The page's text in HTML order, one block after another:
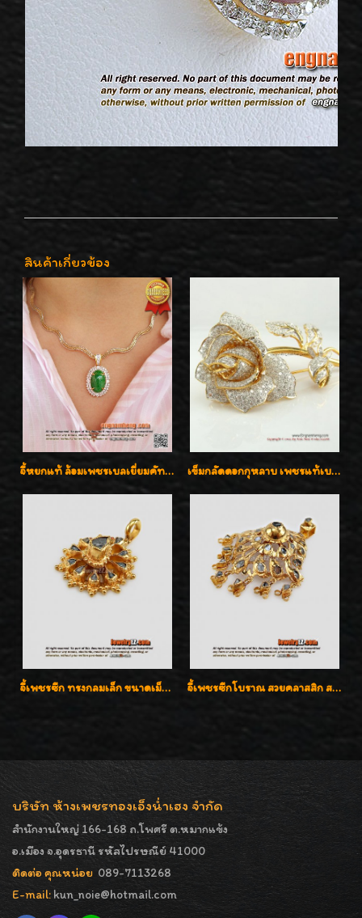
สินค้าเกี่ยวข้อง
จี้หยกแท้ ล้อมเพชรเบลเยี่ยมคัท ราคาพิเศษไม่แพงค่ะ เข็มกลัดดอกกุหลาบ เพชรแท้เบลเยี่ยมคัต งานปราณีตค่ะ
จี้เพชรซีก ทรงกลมเล็ก ขนาดเม็ดกระดุม สวยๆ จี้เพชรซีกโบราณ สวยคลาสสิก สภาพสมบูรณ์สุดๆค่ะ
บริษัท ห้างเพชรทองเอ็งน่ำเฮง จำกัด
สำนักงานใหญ่ 166-168 ถ.โพศรี ต.หมากแข้ง
อ.เมือง จ.อุดรธานี รหัสไปรษณีย์ 41000
ติดต่อ คุณหน่อย 089-7113268
E-mail: kun_noie@hotmail.com